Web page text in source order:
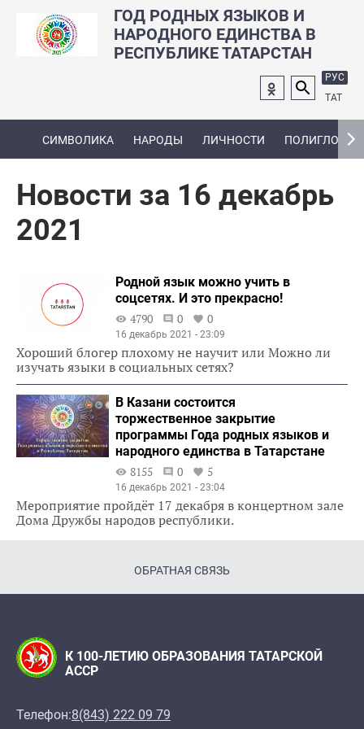
ГОД РОДНЫХ ЯЗЫКОВ И
НАРОДНОГО ЕДИНСТВА В
РЕСПУБЛИКЕ ТАТАРСТАН
РУС
ТАТ
СИМВОЛИКА НАРОДЫ ЛИЧНОСТИ ПОЛИГЛОТ
Новости за 16 декабрь
2021
Родной язык можно учить в
соцсетях. И это прекрасно!
4790
0 0
16 декабрь 2021 - 23:09
Хороший блогер плохому не научит или Можно ли
изучать языки в социальных сетях?
В Казани состоится
торжественное закрытие
программы Года родных языков и
народного единства в Татарстане
8155
0 5
16 декабрь 2021 - 23:04
Мероприятие пройдёт 17 декабря в концертном зале
Дома Дружбы народов республики.
ОБРАТНАЯ СВЯЗЬ
К 100-ЛЕТИЮ ОБРАЗОВАНИЯ ТАТАРСКОЙ
АССР
Телефон:8(843) 222 09 79